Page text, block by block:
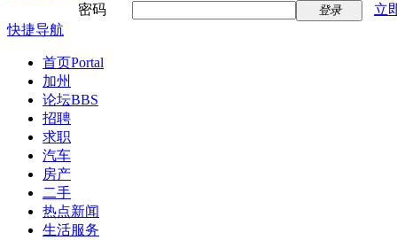
密码
登录
立
快捷导航
首页Portal
加州
论坛BBS
招聘
求职
汽车
房产
二手
热点新闻
生活服务